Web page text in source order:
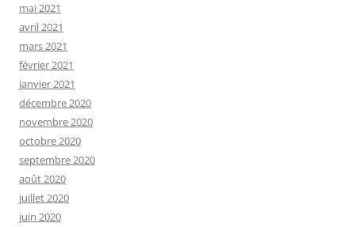
mai 2021
avril 2021
mars 2021
février 2021
janvier 2021
décembre 2020
novembre 2020
octobre 2020
septembre 2020
août 2020
juillet 2020
juin 2020